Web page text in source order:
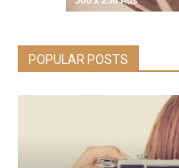
POPULAR POSTS